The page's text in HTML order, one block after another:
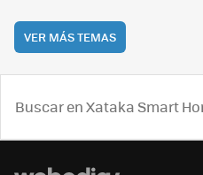
VER MÁS TEMAS